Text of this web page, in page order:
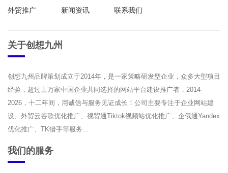
外贸推广
新闻资讯 联系我们
关于创想九州
创想九州品牌策划成立于2014年，是一家策略研发型企业，众多大型项目
经验，超过上万家中国企业共同选择的网站平台建设推广者，2014-
2026，十二年间，用诚信与服务见证成长！公司主要专注于企业网站建
设、外贸云谷歌优化推广、视贸通Tiktok视频站优化推广、企俄通Yandex
优化推广、TK猎手等服务...
我们的服务